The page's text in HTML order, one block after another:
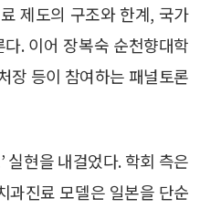
제도의 구조와 한계, 국가
. 이어 장복숙 순천향대학
장 등이 참여하는 패널토론
실현을 내걸었다. 학회 측은
진료 모델은 일본을 단순